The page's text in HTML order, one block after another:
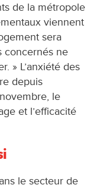
de la métropole
viennent
sera
concernés ne
» L’anxiété des
depuis
le
et l’efficacité
le secteur de